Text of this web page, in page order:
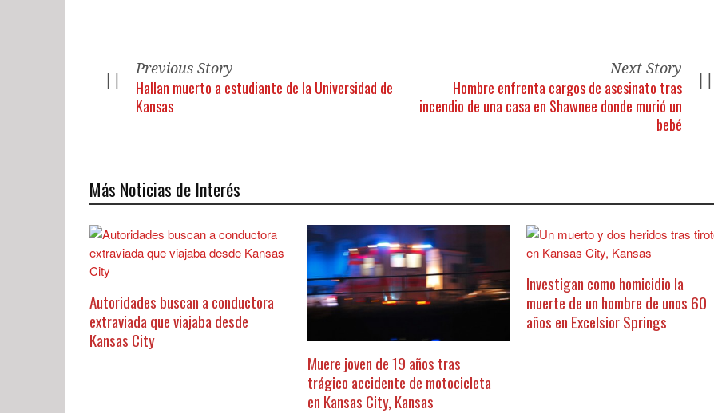
Previous Story
Hallan muerto a estudiante de la Universidad de
Kansas
Next Story
Hombre enfrenta cargos de asesinato tras
incendio de una casa en Shawnee donde murió un
bebé
Más Noticias de Interés
Autoridades buscan a conductora
extraviada que viajaba desde
Kansas City
Muere joven de 19 años tras
trágico accidente de motocicleta
en Kansas City, Kansas
Investigan como homicidio la
muerte de un hombre de unos 60
años en Excelsior Springs